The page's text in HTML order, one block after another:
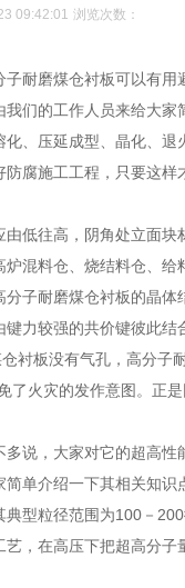
09:42:01 浏览次数：
耐磨煤仓衬板可以有
们的工作人员来给大家
、压延成型、晶化、
腐施工工程，只要这
低往高，阴角处立面
混料仓、烧结料仓、
子耐磨煤仓衬板的晶体
力较强的共价键彼此
衬板没有气孔，高分子
火灾的发作意图。正
说，大家对它的超高
单介绍一下其相关知识
型粒径范围为100－
，在高压下把超高分